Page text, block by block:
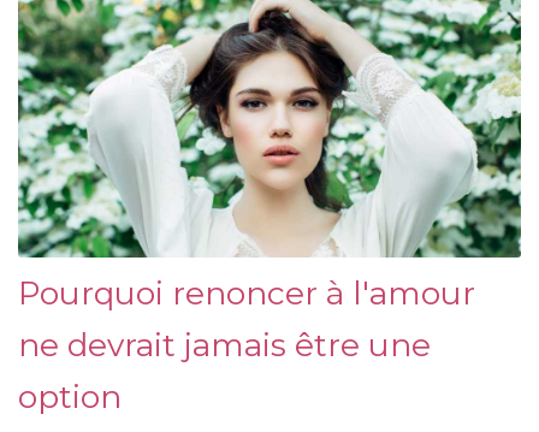
Pourquoi renoncer à l'amour
ne devrait jamais être une
option